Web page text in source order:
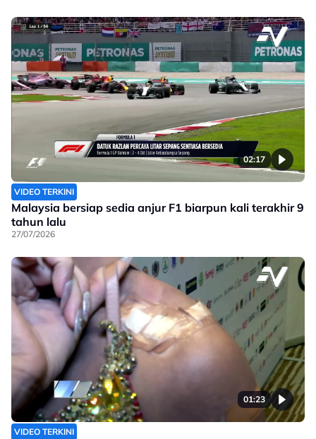
02:17
VIDEO TERKINI
Malaysia bersiap sedia anjur F1 biarpun kali terakhir 9
tahun lalu
27/07/2026
01:23
VIDEO TERKINI